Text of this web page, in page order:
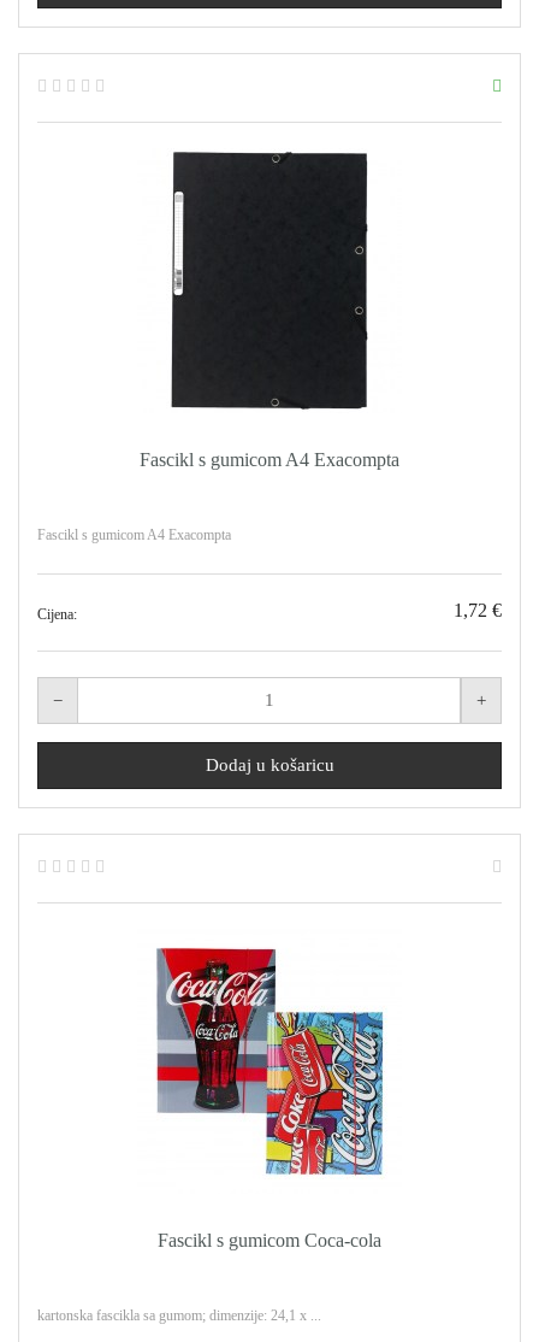
Fascikl s gumicom A4 Exacompta
Fascikl s gumicom A4 Exacompta
Cijena: 1,72 €
Fascikl s gumicom Coca-cola
kartonska fascikla sa gumom; dimenzije: 24,1 x ...